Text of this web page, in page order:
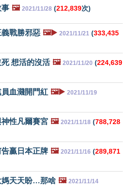
事 🖼️ 2021/11/28 (212,839次)
戰勝邪惡 🖼️▶️ 2021/11/21 (333,435
想活的沒活 🖼️ 2021/11/20 (224,639
血濺開門紅 🖼️▶️ 2021/11/19
性凡爾賽宮 🖼️ 2021/11/18 (788,728
贏日本正牌 🖼️ 2021/11/16 (289,871
媽天天盼…那啥 🖼️ 2021/11/14